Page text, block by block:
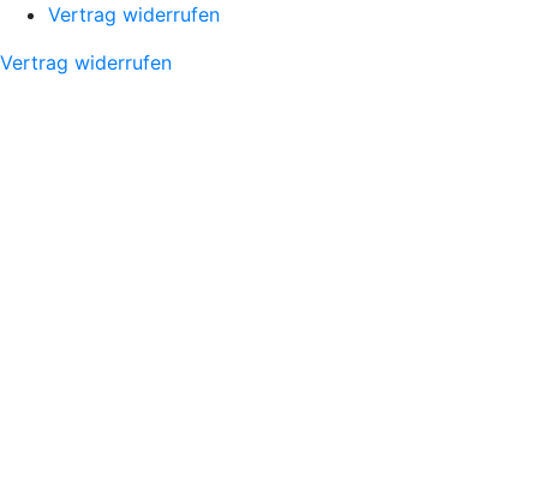
Vertrag widerrufen
Vertrag widerrufen